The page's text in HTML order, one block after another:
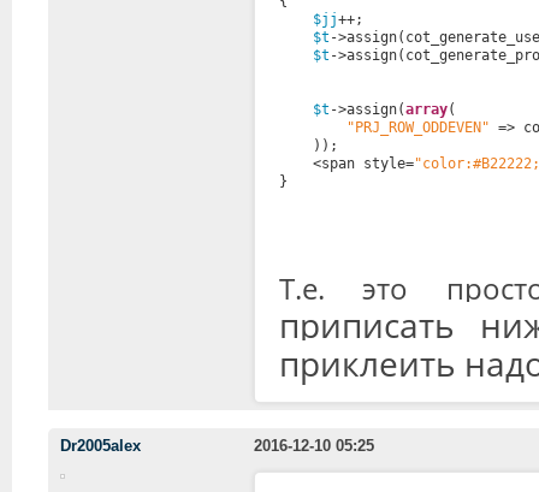
$jj++;
$t -
$t -
$t ->assign(array(
"PRJ_ROW_ODDEVEN" =>
));
<span style=
}
Т.е. это
приписать
приклеить
Dr2005alex 2016-12-10 05:25